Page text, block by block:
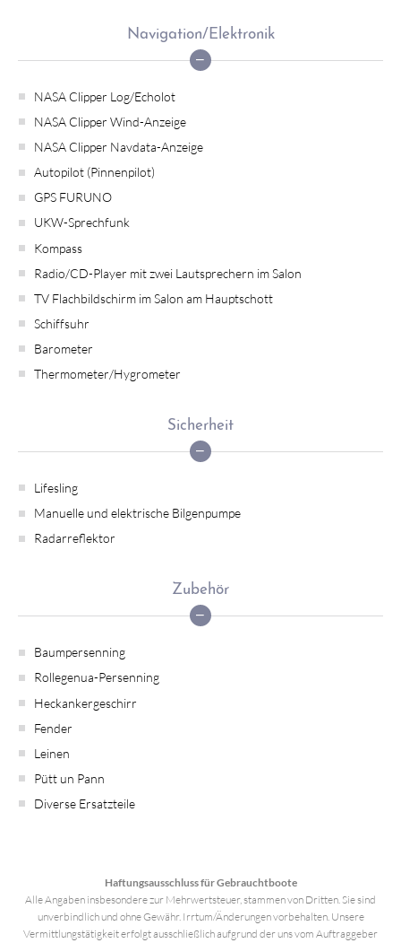
Navigation/Elektronik
NASA Clipper Log/Echolot
NASA Clipper Wind-Anzeige
NASA Clipper Navdata-Anzeige
Autopilot (Pinnenpilot)
GPS FURUNO
UKW-Sprechfunk
Kompass
Radio/CD-Player mit zwei Lautsprechern im Salon
TV Flachbildschirm im Salon am Hauptschott
Schiffsuhr
Barometer
Thermometer/Hygrometer
Sicherheit
Lifesling
Manuelle und elektrische Bilgenpumpe
Radarreflektor
Zubehör
Baumpersenning
Rollegenua-Persenning
Heckankergeschirr
Fender
Leinen
Pütt un Pann
Diverse Ersatzteile
Haftungsausschluss für Gebrauchtboote
Alle Angaben insbesondere zur Mehrwertsteuer, stammen von Dritten. Sie sind
unverbindlich und ohne Gewähr. Irrtum/Änderungen vorbehalten. Unsere
Vermittlungstätigkeit erfolgt ausschließlich aufgrund der uns vom Auftraggeber